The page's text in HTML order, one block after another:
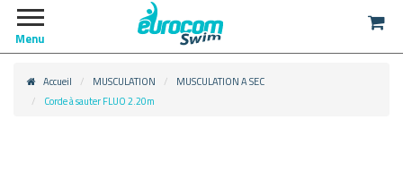
Menu
Accueil MUSCULATION
MUSCULATION A SEC
Corde à sauter FLUO 2.20m